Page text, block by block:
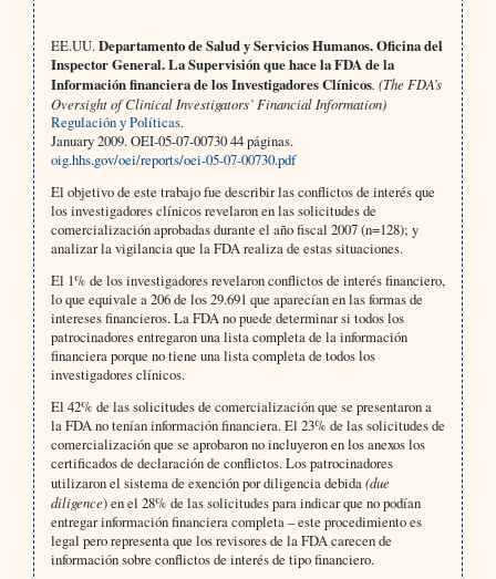
EE.UU.Departamento de Salud y Servicios Humanos. Oficina del
Inspector General.La Supervisión que hace la FDA de la
Información financiera de los Investigadores Clínicos. (The FDA’s
Oversight of Clinical Investigators’ Financial Information)
Regulación y Políticas.
January 2009. OEI-05-07-00730 44 páginas.
oig.hhs.gov/oei/reports/oei-05-07-00730.pdf
El objetivo de este trabajo fue describir las conflictos de interés que
los investigadores clínicos revelaron en las solicitudes de
comercialización aprobadas durante el año fiscal 2007 (n=128); y
analizar la vigilancia que la FDA realiza de estas situaciones.
El 1% de los investigadores revelaron conflictos de interés financiero,
lo que equivale a 206 de los 29.691 que aparecían en las formas de
intereses financieros. La FDA no puede determinar si todos los
patrocinadores entregaron una lista completa de la información
financiera porque no tiene una lista completa de todos los
investigadores clínicos.
El 42% de las solicitudes de comercialización que se presentaron a
la FDA no tenían información financiera. El 23% de las solicitudes de
comercialización que se aprobaron no incluyeron en los anexos los
certificados de declaración de conflictos. Los patrocinadores
utilizaron el sistema de exención por diligencia debida(due
diligence) en el 28% de las solicitudes para indicar que no podían
entregar información financiera completa – este procedimiento es
legal pero representa que los revisores de la FDA carecen de
información sobre conflictos de interés de tipo financiero.